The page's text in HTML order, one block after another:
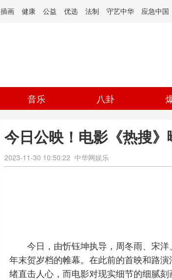
插画 健康 公益 优选 法制 守艺中华 应急中国
音乐 八卦
今日公映！电影《热搜
2023-11-30 10:50:22 中华网娱乐
今日，由忻钰坤执导，周冬雨、宋
年末贺岁档的帷幕。在此前的首映和路
绪直击人心，而电影对现实细节的细腻